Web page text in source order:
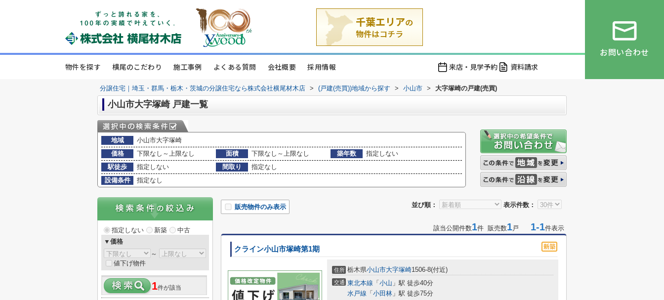
物件を探す 横尾のこだわり 施工事例 よくある質問 会社概要 採用情報 来店・見学予約 資料請求
お問い合わせ
分譲住宅｜埼玉・群馬・栃木・茨城の分譲住宅なら株式会社横尾材木店 > (戸建(売買))地域から探す > 小山市 > 大字塚崎の戸建(売買)
小山市大字塚崎 戸建一覧
地域
小山市大字塚崎
価格
下限なし～上限なし 面積 下限なし～上限なし 築年数
指定しない
駅徒歩
指定しない 間取り
指定なし
設備条件
指定なし
並び順： 表示件数：
販売物件のみ表示
該当公開件数1件 販売数1戸 1-1件表示
クライン小山市塚崎第1期
住所 栃木県小山市大字塚崎1506-8(付近)
交通 東北本線 「 小山 」駅 徒歩40分
水戸線 「 小田林 」駅 徒歩75分
指定しない 新築
中古
▼価格
～
値下げ物件
1件が該当